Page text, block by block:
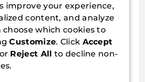
y de pago. Si juegas con
más grandes, invertir en
podría valer la pena por las
y la mejora en la
Siempre verifica si hay
improve your experience,
content, and analyze
choose which cookies to
Customize. Click Accept
Reject All to decline non-